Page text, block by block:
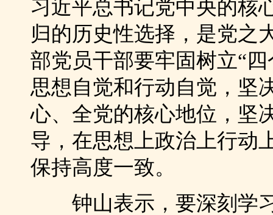
习近平总书记党中央的核
归的历史性选择，是党之
部党员干部要牢固树立“
思想自觉和行动自觉，坚
心、全党的核心地位，坚
导，在思想上政治上行动
保持高度一致。
钟山表示，要深刻学习